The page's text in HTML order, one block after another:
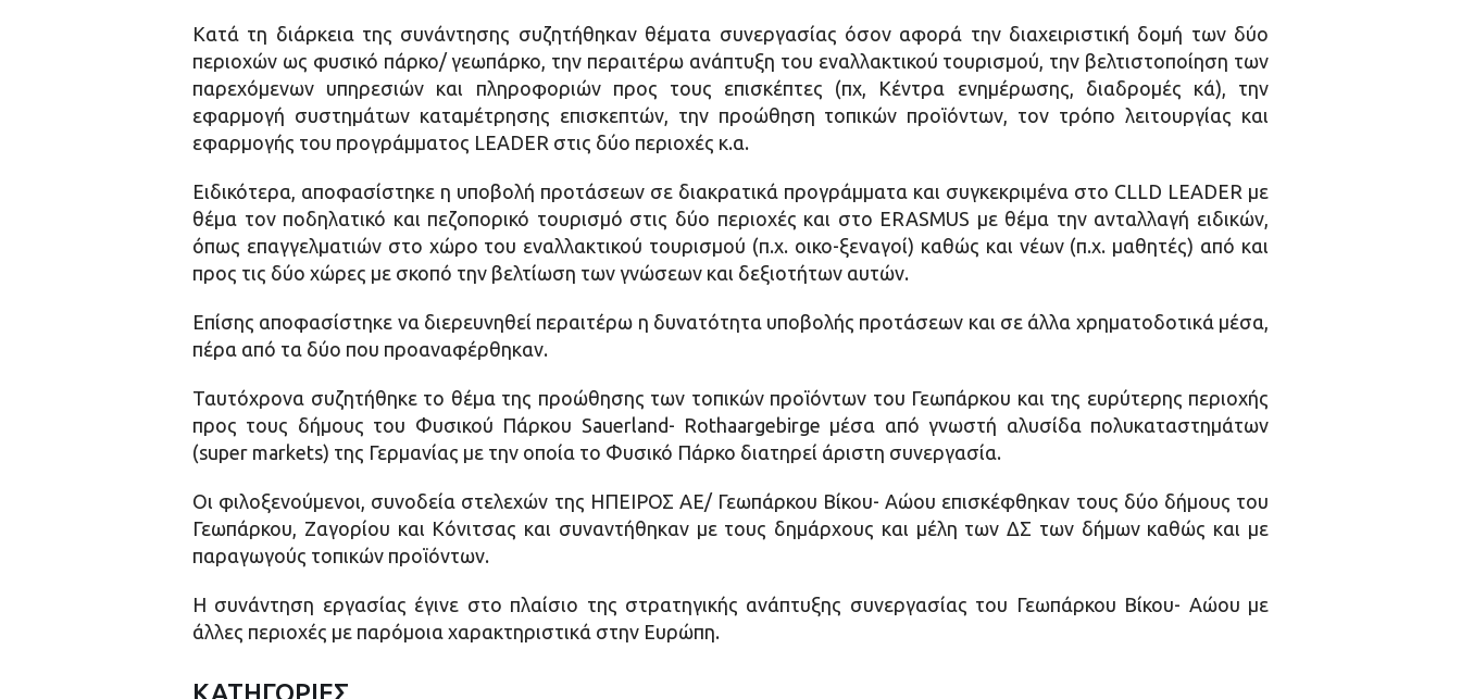
Κατά τη διάρκεια της συνάντησης συζητήθηκαν θέματα συνεργασίας όσον αφορά την διαχειριστική δομή των δύο
περιοχών ως φυσικό πάρκο/ γεωπάρκο, την περαιτέρω ανάπτυξη του εναλλακτικού τουρισμού, την βελτιστοποίηση των
παρεχόμενων υπηρεσιών και πληροφοριών προς τους επισκέπτες (πχ, Κέντρα ενημέρωσης, διαδρομές κά), την
εφαρμογή συστημάτων καταμέτρησης επισκεπτών, την προώθηση τοπικών προϊόντων, τον τρόπο λειτουργίας και
εφαρμογής του προγράμματος LEADER στις δύο περιοχές κ.α.
Ειδικότερα, αποφασίστηκε η υποβολή προτάσεων σε διακρατικά προγράμματα και συγκεκριμένα στο CLLD LEADER με
θέμα τον ποδηλατικό και πεζοπορικό τουρισμό στις δύο περιοχές και στο ERASMUS με θέμα την ανταλλαγή ειδικών,
όπως επαγγελματιών στο χώρο του εναλλακτικού τουρισμού (π.χ. οικο-ξεναγοί) καθώς και νέων (π.χ. μαθητές) από και
προς τις δύο χώρες με σκοπό την βελτίωση των γνώσεων και δεξιοτήτων αυτών.
Επίσης αποφασίστηκε να διερευνηθεί περαιτέρω η δυνατότητα υποβολής προτάσεων και σε άλλα χρηματοδοτικά μέσα,
πέρα από τα δύο που προαναφέρθηκαν.
Ταυτόχρονα συζητήθηκε το θέμα της προώθησης των τοπικών προϊόντων του Γεωπάρκου και της ευρύτερης περιοχής
προς τους δήμους του Φυσικού Πάρκου Sauerland- Rothaargebirge μέσα από γνωστή αλυσίδα πολυκαταστημάτων
(super markets) της Γερμανίας με την οποία το Φυσικό Πάρκο διατηρεί άριστη συνεργασία.
Οι φιλοξενούμενοι, συνοδεία στελεχών της ΗΠΕΙΡΟΣ ΑΕ/ Γεωπάρκου Βίκου- Αώου επισκέφθηκαν τους δύο δήμους του
Γεωπάρκου, Ζαγορίου και Κόνιτσας και συναντήθηκαν με τους δημάρχους και μέλη των ΔΣ των δήμων καθώς και με
παραγωγούς τοπικών προϊόντων.
Η συνάντηση εργασίας έγινε στο πλαίσιο της στρατηγικής ανάπτυξης συνεργασίας του Γεωπάρκου Βίκου- Αώου με
άλλες περιοχές με παρόμοια χαρακτηριστικά στην Ευρώπη.